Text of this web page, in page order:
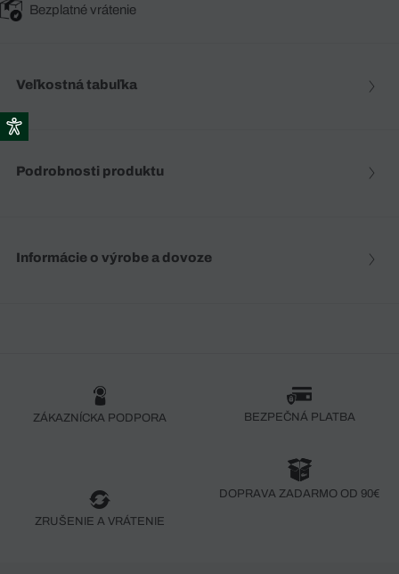
Bezplatné vrátenie
Veľkostná tabuľka
Podrobnosti produktu
Informácie o výrobe a dovoze
ZÁKAZNÍCKA PODPORA BEZPEČNÁ PLATBA
ZRUŠENIE A VRÁTENIE
DOPRAVA ZADARMO OD 90€